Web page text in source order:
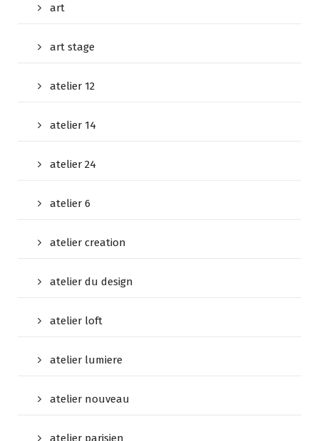
art
art stage
atelier 12
atelier 14
atelier 24
atelier 6
atelier creation
atelier du design
atelier loft
atelier lumiere
atelier nouveau
atelier parisien